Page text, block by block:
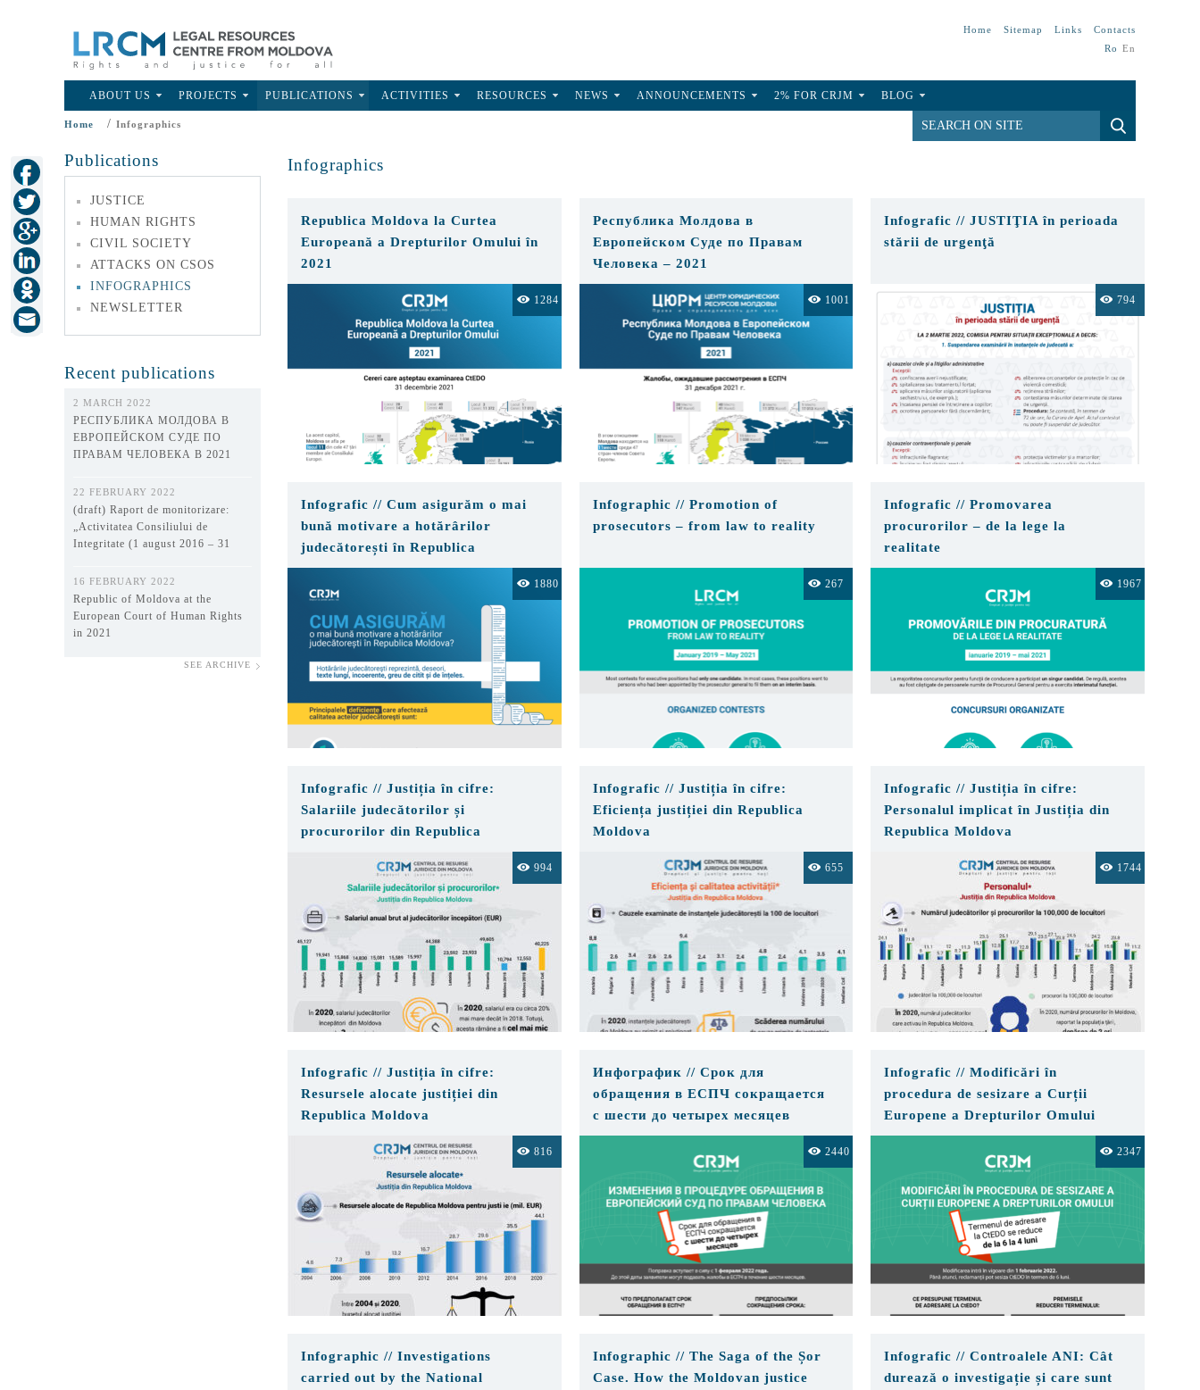
Home Sitemap Links
Contacts
Ro En
ABOUT US PROJECTS PUBLICATIONS ACTIVITIES RESOURCES NEWS ANNOUNCEMENTS 2% FOR CRJM BLOG
Home / Infographics
Publications
JUSTICE
HUMAN RIGHTS
CIVIL SOCIETY
ATTACKS ON CSOS
INFOGRAPHICS
NEWSLETTER
Recent publications
2 MARCH 2022
РЕСПУБЛИКА МОЛДОВА В
ЕВРОПЕЙСКОМ СУДЕ ПО
ПРАВАМ ЧЕЛОВЕКА В 2021
22 FEBRUARY 2022
(draft) Raport de monitorizare:
„Activitatea Consiliului de
Integritate (1 august 2016 – 31
16 FEBRUARY 2022
Republic of Moldova at the
European Court of Human Rights
in 2021
SEE ARCHIVE
Infographics
Republica Moldova la Curtea
Europeană a Drepturilor Omului în
2021
1284
Республика Молдова в
Европейском Суде по Правам
Человека – 2021
1001
Infografic // JUSTIŢIA în perioada
stării de urgenţă
794
Infografic // Cum asigurăm o mai
bună motivare a hotărârilor
judecătorești în Republica
Moldova?
1880
Infographic // Promotion of
prosecutors – from law to reality
267
Infografic // Promovarea
procurorilor – de la lege la
realitate
1967
Infografic // Justiția în cifre:
Salariile judecătorilor și
procurorilor din Republica
994
Infografic // Justiția în cifre:
Eficiența justiției din Republica
Moldova
655
Infografic // Justiția în cifre:
Personalul implicat în Justiția din
Republica Moldova
1744
Infografic // Justiția în cifre:
Resursele alocate justiției din
Republica Moldova
816
Инфографик // Срок для
обращения в ЕСПЧ сокращается
с шести до четырех месяцев
2440
Infografic // Modificări în
procedura de sesizare a Curții
Europene a Drepturilor Omului
2347
Infographic // Investigations
carried out by the National
Infographic // The Saga of the Șor
Case. How the Moldovan justice
Infografic // Controalele ANI: Cât
durează o investigație și care sunt